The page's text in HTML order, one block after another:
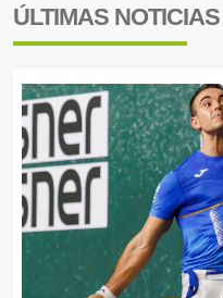
ÚLTIMAS NOTICIAS